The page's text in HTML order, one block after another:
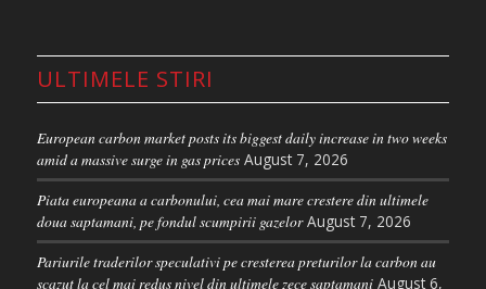
„sprijinita de disponibilitatea imbunatatita a
centralelor, in special in Franta, care asigura peste
Uniunii Europene.”
Pentru intregul an, IEA estimeaza ca productia pe
gaz va creste cu aproximativ 4%, inainte de a
scadea cu 10% anul viitor „in conditii
meteorologice normale.” In schimb, productia pe
ULTIMELE STIRI
European carbon market posts its biggest daily increase in two weeks
amid a massive surge in gas prices August 7, 2026
Piata europeana a carbonului, cea mai mare crestere din ultimele
doua saptamani, pe fondul scumpirii gazelor August 7, 2026
Pariurile traderilor speculativi pe cresterea preturilor la carbon au
scazut la cel mai redus nivel din ultimele zece saptamani August 6,